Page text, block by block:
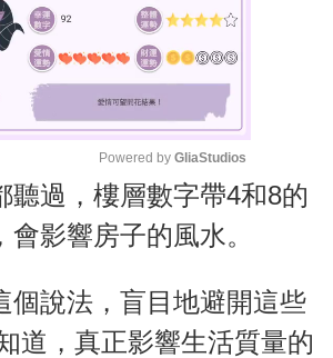
M
u
t
Powered by GliaStudios
聽過，樓層數字帶4和8的
影響房子的風水。
個說法，盲目地避開這些
道，真正影響生活質量的